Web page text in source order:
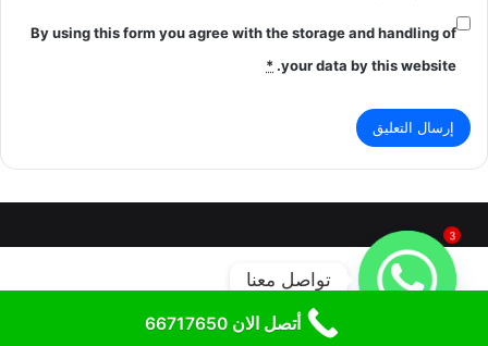
By using this form you agree with the storage and handling of
your data by this website.
*
أتصل الان 66717650
3
تواصل معنا